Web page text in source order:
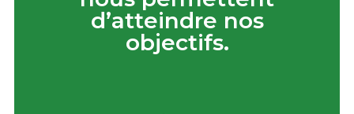
d’atteindre nos
objectifs.